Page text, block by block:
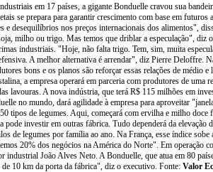
em 17 países, a gigante Bonduelle cravou sua
se prepara para garantir crescimento com base em futuros
e desequilíbrios nos preços internacionais dos alimentos",
milho ou trigo. Mas temos que driblar a especulação",
industriais. "Hoje, não falta trigo. Tem, sim, muita
A melhor alternativa é arrendar", diz Pierre Deloffre.
bons e os planos são reforçar essas relações de médio
a empresa operará em parceria com produtores de uma
lavouras. A nova indústria, que terá R$ 115 milhões em
no mundo, dará agilidade à empresa para aproveitar
tipos de legumes. Aqui, começará com ervilha e milho doce
investir em outras fábrica. Tudo dependerá da elevação
de legumes por família ao ano. Na França, esse índice
20% dos negócios na América do Norte". Em operação
João Alves Neto. A Bonduelle, que atua em 80
10 km da porta da fábrica", diz o executivo. Fonte: Valor